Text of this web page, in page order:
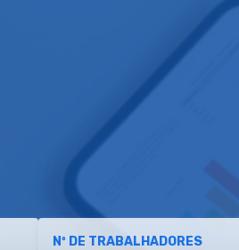
Nº DE TRABALHADORES